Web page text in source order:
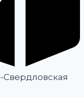
Свердловская